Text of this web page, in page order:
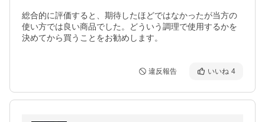
総合的に評価すると、期待したほどではなかったが当方の
使い方では良い商品でした。どういう調理で使用するかを
決めてから買うことをお勧めします。
違反報告 いいね 4